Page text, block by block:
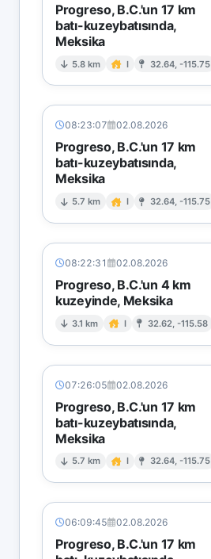
Progreso, B.C.'un 17 km
batı-kuzeybatısında,
Meksika
5.8 km I 32.64, -115.75
08:23:07 02.08.2026
Progreso, B.C.'un 17 km
batı-kuzeybatısında,
Meksika
5.7 km I 32.64, -115.75
08:22:31 02.08.2026
Progreso, B.C.'un 4 km
kuzeyinde, Meksika
3.1 km I 32.62, -115.58
07:26:05 02.08.2026
Progreso, B.C.'un 17 km
batı-kuzeybatısında,
Meksika
5.7 km I 32.64, -115.75
06:09:45 02.08.2026
Progreso, B.C.'un 17 km